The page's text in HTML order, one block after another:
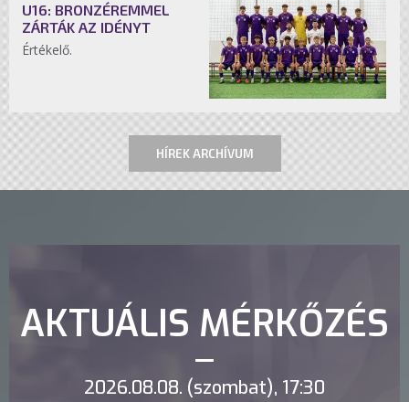
U16: BRONZÉREMMEL
ZÁRTÁK AZ IDÉNYT
Értékelő.
HÍREK ARCHÍVUM
AKTUÁLIS MÉRKŐZÉS
2026.08.08. (szombat), 17:30